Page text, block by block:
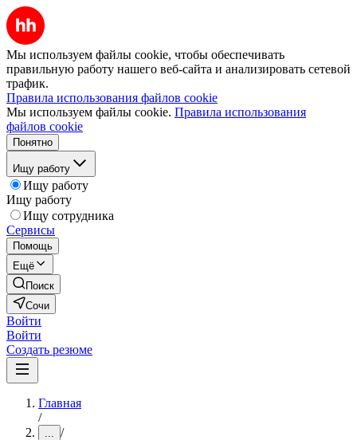
Мы используем файлы cookie, чтобы обеспечивать
правильную работу нашего веб-сайта и анализировать сетевой
трафик.
Правила использования файлов cookie
Мы используем файлы cookie. Правила использования
файлов cookie
Понятно
Ищу работу
Ищу работу
Ищу работу
Ищу сотрудника
Сервисы
Помощь
Ещё
Поиск
Сочи
Войти
Войти
Создать резюме
Главная
/
... /